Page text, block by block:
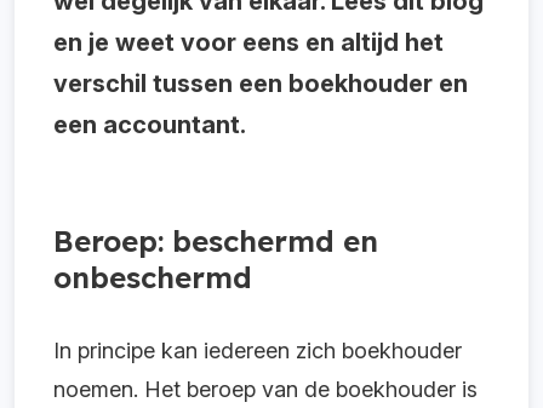
en je weet voor eens en altijd het
verschil tussen een boekhouder en
een accountant.
Beroep: beschermd en
onbeschermd
In principe kan iedereen zich boekhouder
noemen. Het beroep van de boekhouder is